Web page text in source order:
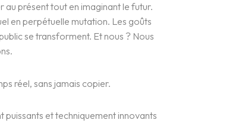
au présent tout en imaginant le futur.
en perpétuelle mutation. Les goûts
se transforment. Et nous ? Nous
réel, sans jamais copier.
puissants et techniquement innovants